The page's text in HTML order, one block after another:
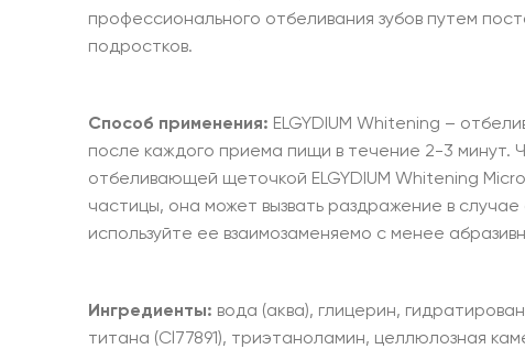
профессионального отбеливания зубов путем
подростков.
Способ применения: ELGYDIUM Whitening –
после каждого приема пищи в течение 2-3 минут.
отбеливающей щеточкой ELGYDIUM Whitening
частицы, она может вызвать раздражение в
используйте ее взаимозаменяемо с менее
Ингредиенты: вода (аква), глицерин,
титана (Cl77891), триэтаноламин, целлюлозная